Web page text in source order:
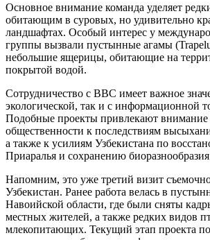
Основное внимание команда уделяет
обитающим в суровых, но удивительно
ландшафтах. Особый интерес у
группы вызвали пустынные агамы
небольшие ящерицы, обитающие на
покрытой водой.
Сотрудничество с BBC имеет важное
экологической, так и с информационной
Подобные проекты привлекают
общественности к последствиям
а также к усилиям Узбекистана по
Приаралья и сохранению
Напомним, это уже третий визит
Узбекистан. Ранее работа велась в
Навоийской области, где были сняты
местных жителей, а также редких видов
млекопитающих. Текущий этап проекта